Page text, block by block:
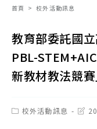
首頁 > 校外活動訊息
教育部委託國
PBL-
新教材教法競賽
Post校外活動訊息
Post